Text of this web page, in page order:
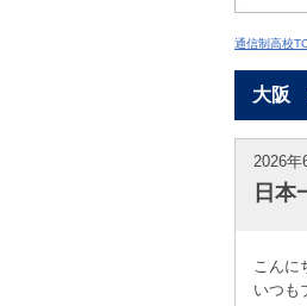
通信制高校
大阪
2026年
日本
こんに
いつも